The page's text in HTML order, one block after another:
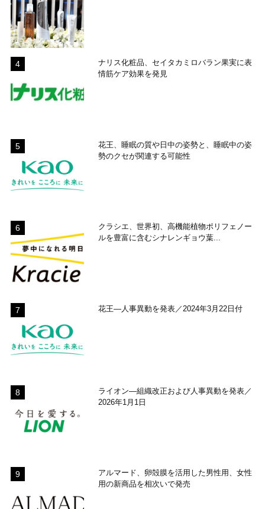
ナリス化粧品、セイタカミロバラン果実に表
情筋ケア効果を発見
花王、睡眠の質や日中の姿勢と、睡眠中の姿
勢のクセが関連する可能性
クラシエ、世界初、高機能植物ポリフェノー
ルを豊富に含むシナレンギョウ葉...
花王―人事異動を発表／2024年3月22日付
ライオン―組織改正および人事異動を発表／
2026年1月1日
アルマード、卵殻膜を活用した男性用、女性
用の新商品を相次いで発売